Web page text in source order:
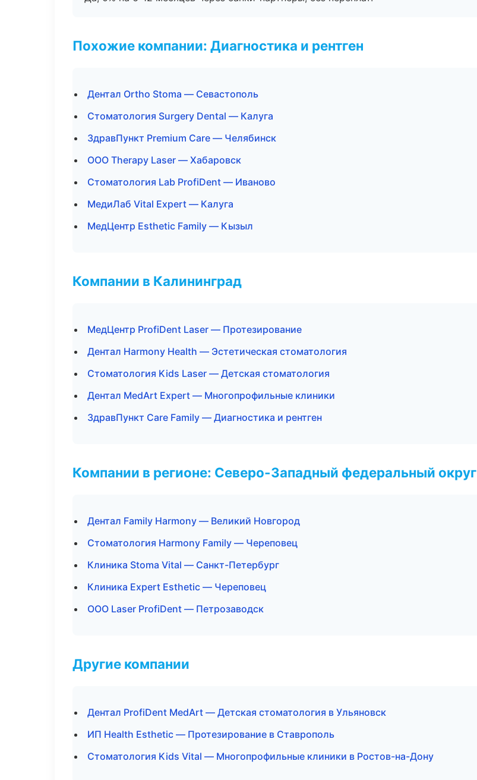
Похожие компании: Диагностика и рентген
Дентал Ortho Stoma — Севастополь
Стоматология Surgery Dental — Калуга
ЗдравПункт Premium Care — Челябинск
ООО Therapy Laser — Хабаровск
Стоматология Lab ProfiDent — Иваново
МедиЛаб Vital Expert — Калуга
МедЦентр Esthetic Family — Кызыл
Компании в Калининград
МедЦентр ProfiDent Laser — Протезирование
Дентал Harmony Health — Эстетическая стоматология
Стоматология Kids Laser — Детская стоматология
Дентал MedArt Expert — Многопрофильные клиники
ЗдравПункт Care Family — Диагностика и рентген
Компании в регионе: Северо-Западный федеральный округ
Дентал Family Harmony — Великий Новгород
Стоматология Harmony Family — Череповец
Клиника Stoma Vital — Санкт-Петербург
Клиника Expert Esthetic — Череповец
ООО Laser ProfiDent — Петрозаводск
Другие компании
Дентал ProfiDent MedArt — Детская стоматология в Ульяновск
ИП Health Esthetic — Протезирование в Ставрополь
Стоматология Kids Vital — Многопрофильные клиники в Ростов-на-Дону